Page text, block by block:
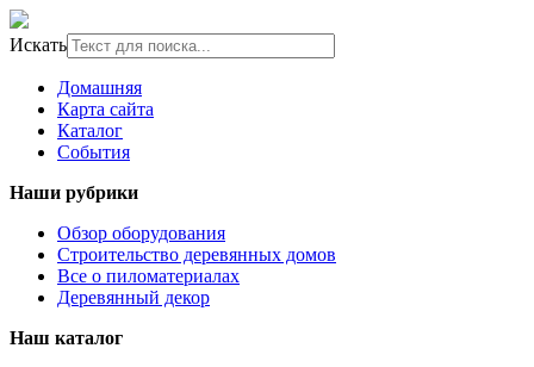
Искать
Домашняя
Карта сайта
Каталог
События
Наши рубрики
Обзор оборудования
Строительство деревянных домов
Все о пиломатериалах
Деревянный декор
Наш каталог